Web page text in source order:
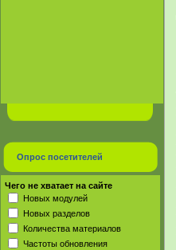
Опрос посетителей
Чего не хватает на сайте
Новых модулей
Новых разделов
Количества материалов
Частоты обновления